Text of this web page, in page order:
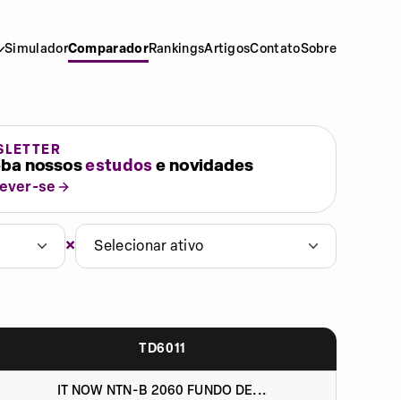
SimuladorComparadorRankingsArtigosContatoSobre
nossosestudose novidades
se
× Selecionar ativo
TD6011
IT NOW NTN-B 2060 FUNDO DE...